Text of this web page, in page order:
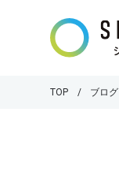
TOP ブログ